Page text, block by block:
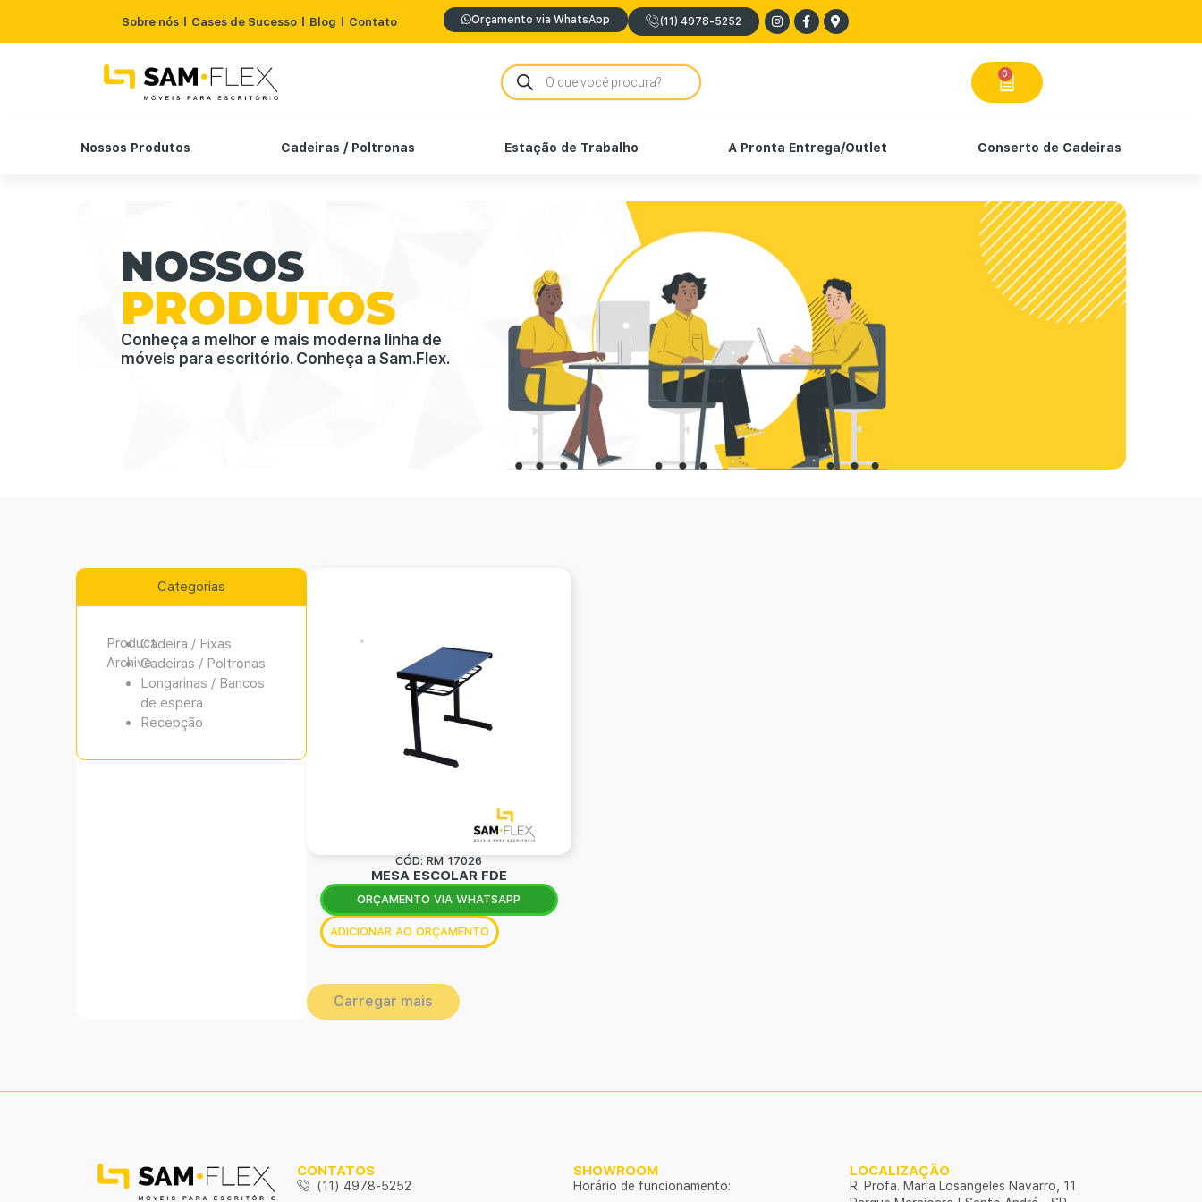
Sobre nós Cases de Sucesso Blog Contato Orçamento via WhatsApp (11) 4978-5252
0
Nossos Produtos Cadeiras / Poltronas Estação de Trabalho A Pronta Entrega/Outlet Conserto de Cadeiras
NOSSOS
PRODUTOS
Conheça a melhor e mais moderna linha de
móveis para escritório. Conheça a Sam.Flex.
Categorias
Product
Archive
Cadeira / Fixas
Cadeiras / Poltronas
Longarinas / Bancos
de espera
Recepção
CÓD: RM 17026
MESA ESCOLAR FDE
ORÇAMENTO VIA WHATSAPP
ADICIONAR AO ORÇAMENTO
Carregar mais
CONTATOS
(11) 4978-5252
SHOWROOM
Horário de funcionamento:
LOCALIZAÇÃO
R. Profa. Maria Losangeles Navarro, 11